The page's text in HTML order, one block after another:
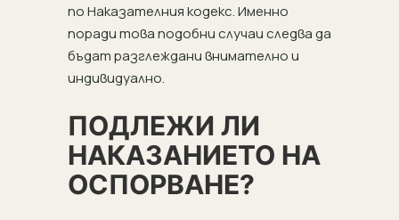
по Наказателния кодекс. Именно
поради това подобни случаи следва да
бъдат разглеждани внимателно и
индивидуално.
ПОДЛЕЖИ ЛИ
НАКАЗАНИЕТО НА
ОСПОРВАНЕ?